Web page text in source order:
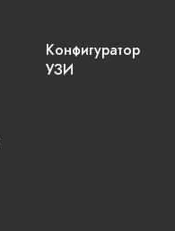
Конфигуратор
УЗИ